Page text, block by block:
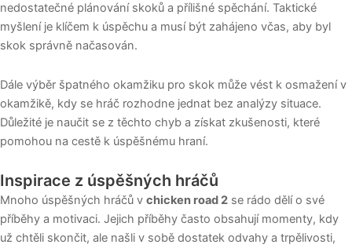
nedostatečné plánování skoků a přílišné spěchání. Taktické
myšlení je klíčem k úspěchu a musí být zahájeno včas, aby byl
skok správně načasován.
Dále výběr špatného okamžiku pro skok může vést k osmažení v
okamžikě, kdy se hráč rozhodne jednat bez analýzy situace.
Důležité je naučit se z těchto chyb a získat zkušenosti, které
pomohou na cestě k úspěšnému hraní.
Inspirace z úspěšných hráčů
Mnoho úspěšných hráčů v chicken road 2 se rádo dělí o své
příběhy a motivaci. Jejich příběhy často obsahují momenty, kdy
už chtěli skončit, ale našli v sobě dostatek odvahy a trpělivosti,